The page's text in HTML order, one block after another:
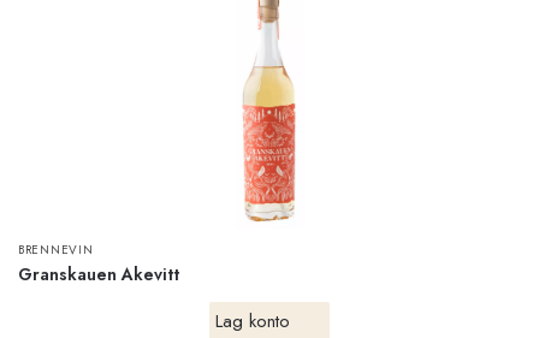
BRENNEVIN
Granskauen Akevitt
Lag konto